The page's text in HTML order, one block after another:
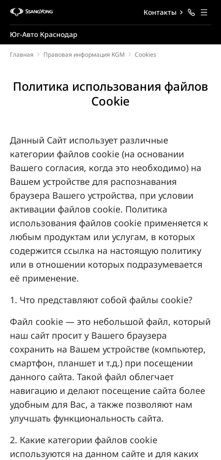
Юг-Авто Краснодар
Контакты
Главная Правовая информация KGM Cookies
Политика использования файлов
Cookie
Данный Cайт использует различные
категории файлов cookie (на основании
Вашего согласия, когда это необходимо) на
Вашем устройстве для распознавания
браузера Вашего устройства, при условии
активации файлов cookie. Политика
использования файлов cookie применяется к
любым продуктам или услугам, в которых
содержится ссылка на настоящую политику
или в отношении которых подразумевается
её применение.
1. Что представляют собой файлы cookie?
Файл cookie — это небольшой файл, который
наш сайт просит у Вашего браузера
сохранить на Вашем устройстве (компьютер,
смартфон, планшет и т.д.) при посещении
данного сайта. Такой файл облегчает
навигацию и делают посещение сайта более
удобным для Вас, а также позволяют нам
улучшать функциональность сайта.
2. Какие категории файлов cookie
используются на данном сайте и для каких